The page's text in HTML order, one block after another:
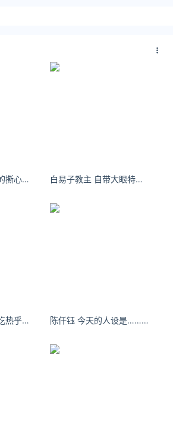
情侣壁纸我爱你爱的撕心裂肺，你玩我玩的不亦乐乎！ 白易子教主 自带大眼特效的氛围感女生
屁了个桃：又到了吃热乎乎糖炒栗子的季节啦 陈仟钰 今天的人设是……？ ​​​